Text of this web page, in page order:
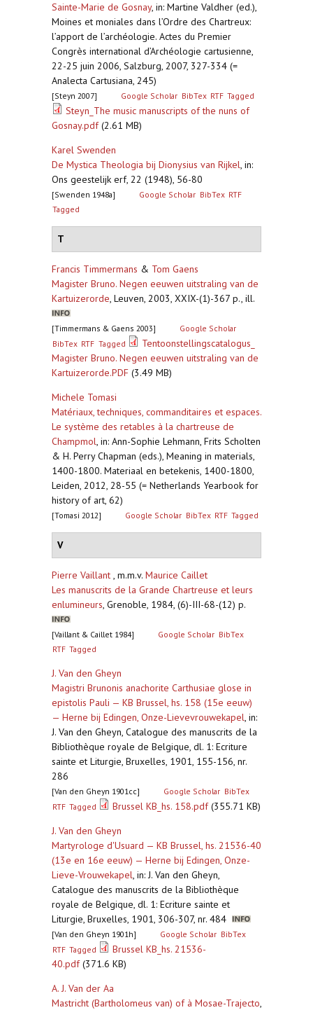
Sainte-Marie de Gosnay, in: Martine Valdher (ed.),
Moines et moniales dans l’Ordre des Chartreux:
l’apport de l’archéologie. Actes du Premier
Congrès international d’Archéologie cartusienne,
22-25 juin 2006, Salzburg, 2007, 327-334 (=
Analecta Cartusiana, 245)
[Steyn 2007] Google Scholar BibTex RTF Tagged
Steyn_The music manuscripts of the nuns of
Gosnay.pdf(2.61 MB)
Karel Swenden
De Mystica Theologia bij Dionysius van Rijkel, in:
Ons geestelijk erf, 22 (1948), 56-80
[Swenden 1948a] Google Scholar BibTex RTF
Tagged
T
Francis Timmermans & Tom Gaens
Magister Bruno. Negen eeuwen uitstraling van de
Kartuizerorde, Leuven, 2003, XXIX-(1)-367 p., ill.
[Timmermans & Gaens 2003]
Google Scholar
BibTex RTF Tagged
Tentoonstellingscatalogus_
Magister Bruno. Negen eeuwen uitstraling van de
Kartuizerorde.PDF (3.49 MB)
Michele Tomasi
Matériaux, techniques, commanditaires et espaces.
Le système des retables à la chartreuse de
Champmol, in: Ann-Sophie Lehmann, Frits Scholten
& H. Perry Chapman (eds.), Meaning in materials,
1400-1800. Materiaal en betekenis, 1400-1800,
Leiden, 2012, 28-55 (= Netherlands Yearbook for
history of art, 62)
[Tomasi 2012] Google Scholar BibTex RTF Tagged
V
Pierre Vaillant , m.m.v. Maurice Caillet
Les manuscrits de la Grande Chartreuse et leurs
enlumineurs, Grenoble, 1984, (6)-III-68-(12) p.
[Vaillant & Caillet 1984] Google Scholar BibTex
RTF Tagged
J. Van den Gheyn
Magistri Brunonis anachorite Carthusiae glose in
epistolis Pauli — KB Brussel, hs. 158 (15e eeuw)
— Herne bij Edingen, Onze-Lievevrouwekapel, in:
J. Van den Gheyn, Catalogue des manuscrits de la
Bibliothèque royale de Belgique, dl. 1: Ecriture
sainte et Liturgie, Bruxelles, 1901, 155-156, nr.
286
[Van den Gheyn 1901cc] Google Scholar BibTex
RTF Tagged Brussel KB_hs. 158.pdf(355.71 KB)
J. Van den Gheyn
Martyrologe d'Usuard — KB Brussel, hs. 21536-40
(13e en 16e eeuw) — Herne bij Edingen, Onze-
Lieve-Vrouwekapel, in: J. Van den Gheyn,
Catalogue des manuscrits de la Bibliothèque
royale de Belgique, dl. 1: Ecriture sainte et
Liturgie, Bruxelles, 1901, 306-307, nr. 484
[Van den Gheyn 1901h] Google Scholar BibTex
RTF Tagged
Brussel KB_hs. 21536-
40.pdf(371.6 KB)
A. J. Van der Aa
Mastricht (Bartholomeus van) of à Mosae-Trajecto,